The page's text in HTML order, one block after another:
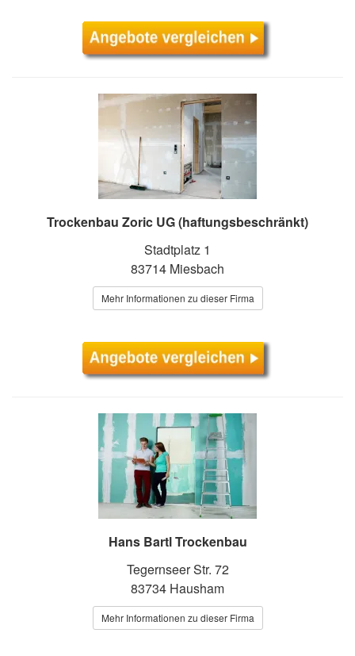
Trockenbau Zoric UG (haftungsbeschränkt)
Stadtplatz 1
83714 Miesbach
Mehr Informationen zu dieser Firma
Hans Bartl Trockenbau
Tegernseer Str. 72
83734 Hausham
Mehr Informationen zu dieser Firma